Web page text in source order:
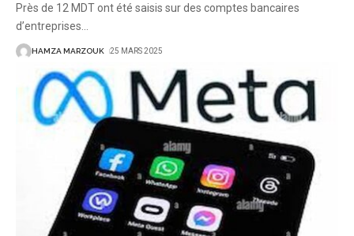
Près de 12 MDT ont été saisis sur des comptes bancaires
d’entreprises
HAMZA MARZOUK 25 MARS 2025